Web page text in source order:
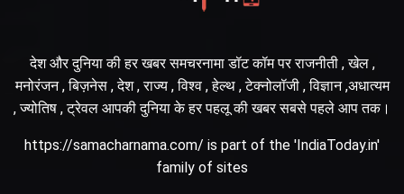
देश और दुनिया की हर खबर समचरनामा डॉट कॉम पर राजनीती , खेल ,
मनोरंजन , बिज़नेस , देश , राज्य , विश्व , हेल्थ , टेक्नोलॉजी , विज्ञान ,अधात्यम
, ज्योतिष , ट्रेवल आपकी दुनिया के हर पहलू की खबर सबसे पहले आप तक।
https://samacharnama.com/ is part of the 'IndiaToday.in'
family of sites